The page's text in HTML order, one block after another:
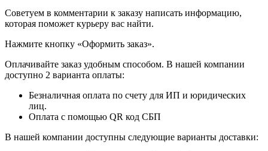
​​​​​​​Советуем в комментарии к заказу написать информацию,
которая поможет курьеру вас найти.
​​​​​​​Нажмите кнопку «Оформить заказ».
Оплачивайте заказ удобным способом. В нашей компании
доступно 2 варианта оплаты:
Безналичная оплата по счету для ИП и юридических
лиц.
Оплата с помощью QR код СБП
В нашей компании доступны следующие варианты доставки: